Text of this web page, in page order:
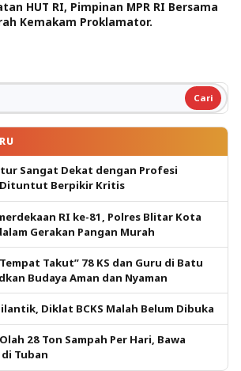
HUT RI, Pimpinan MPR RI Bersama
Kemakam Proklamator.
Sangat Dekat dengan Profesi
Berpikir Kritis
RI ke-81, Polres Blitar Kota
Gerakan Pangan Murah
Takut” 78 KS dan Guru di Batu
Budaya Aman dan Nyaman
Diklat BCKS Malah Belum Dibuka
28 Ton Sampah Per Hari, Bawa
Tuban